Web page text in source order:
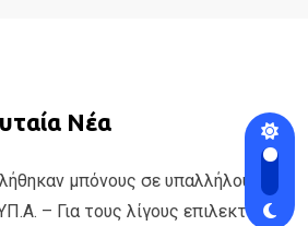
Νέα
μπόνους σε υπαλλήλους
– Για τους λίγους επιλεκτικές